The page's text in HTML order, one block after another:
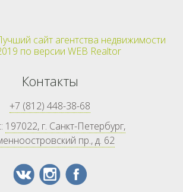
сайт агентства недвижимости
по версии WEB Realtor
Контакты
+7 (812) 448-38-68
197022, г. Санкт-Петербург,
пр., д. 62